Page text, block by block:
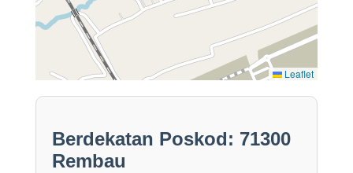
Leaflet
Berdekatan Poskod: 71300
Rembau